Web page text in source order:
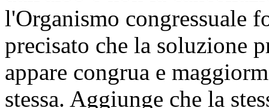
l'Organismo congressuale
precisato che la soluzione
appare congrua e
stessa. Aggiunge che la